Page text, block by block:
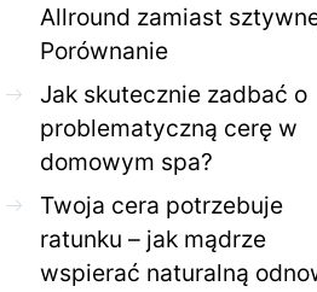
Allround zamiast
Porównanie
Jak skutecznie zadbać o
problematyczną cerę w
domowym spa?
Twoja cera potrzebuje
ratunku – jak mądrze
wspierać naturalną